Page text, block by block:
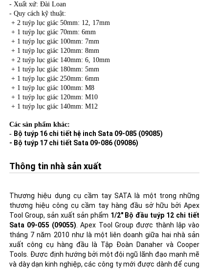
- Xuất xứ: Đài Loan
- Quy cách kỹ thuật:
+ 2 tuýp lục giác 50mm: 12, 17mm
+ 1 tuýp lục giác 70mm: 6mm
+ 1 tuýp lục giác 100mm: 7mm
+ 1 tuýp lục giác 120mm: 8mm
+ 2 tuýp lục giác 140mm: 6, 10mm
+ 1 tuýp lục giác 180mm: 5mm
+ 1 tuýp lục giác 250mm: 6mm
+ 1 tuýp lục giác 100mm: M8
+ 1 tuýp lục giác 120mm: M10
+ 1 tuýp lục giác 140mm: M12
Các sản phẩm khác:
- Bộ tuýp 16 chi tiết hệ inch Sata 09-085 (09085)
- Bộ tuýp 17 chi tiết Sata 09-086 (09086)
Thông tin nhà sản xuất
Thương hiệu dụng cụ cầm tay SATA là một trong những
thương hiệu công cụ cầm tay hàng đầu sở hữu bởi Apex
Tool Group, sản xuất sản phẩm 1/2" Bộ đầu tuýp 12 chi tiết
Sata 09-055 (09055) . Apex Tool Group được thành lập vào
tháng 7 năm 2010 như là một liên doanh giữa hai nhà sản
xuất công cụ hàng đầu là Tập Đoàn Danaher và Cooper
Tools. Được định hướng bởi một đội ngũ lãnh đạo mạnh mẽ
và dày dạn kinh nghiệp, các công ty mới được dành để cung